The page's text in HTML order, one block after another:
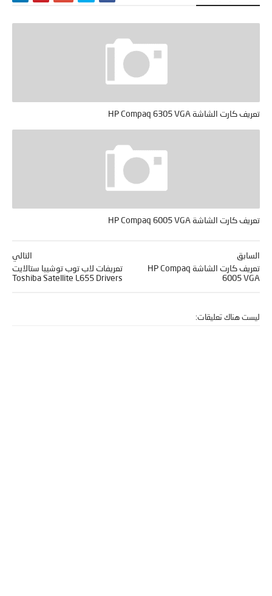
تعريف كارت الشاشة HP Compaq 6305 VGA
تعريف كارت الشاشة HP Compaq 6005 VGA
التالي
تعريفات لاب توب توشيبا ستالايت
Toshiba Satellite L655 Drivers
السابق
تعريف كارت الشاشة HP Compaq
6005 VGA
ليست هناك تعليقات: